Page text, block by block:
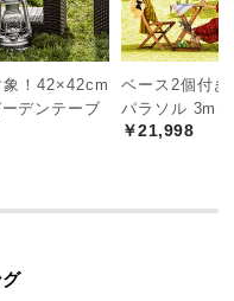
秘密
！42×42cm
デンテーブ
ベース2個付
パラソル 3m
￥21,998